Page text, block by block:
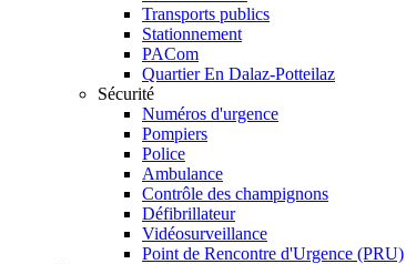
Transports publics
Stationnement
PACom
Quartier En Dalaz-Potteilaz
Sécurité
Numéros d'urgence
Pompiers
Police
Ambulance
Contrôle des champignons
Défibrillateur
Vidéosurveillance
Point de Rencontre d'Urgence (PRU)